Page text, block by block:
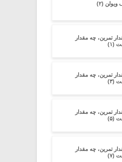
(۲)
تمرین، چه مقدار
(۱)
تمرین، چه مقدار
(۳)
تمرین، چه مقدار
(۵)
تمرین، چه مقدار
(۷)